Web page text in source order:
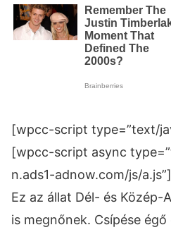
[wpcc-script type=”text/
[wpcc-script async
n.ads1-adnow.com/js/a.js”]
Ez az állat Dél- és Közép-
is megnőnek. Csípése